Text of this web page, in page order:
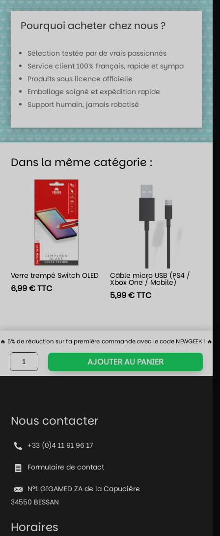
Pourquoi acheter chez nous ?
Sélection testée par de vrais passionnés
Service client 100% français, rapide et sympa
Produits sous licence officielle
Emballage soigné et expédition rapide
Support humain, jamais robotisé
Dans la même catégorie :
Verre trempé Switch OLED
6,99€TTC
Câble micro USB (PS4 /
Xbox One / Mobile)
5,99€TTC
🔥 5% de réduction sur ta première commande avec le code NEWGEEK ! 🔥
quantité
de
/
AJOUTER AU PANIER
Nous contacter
+33 (0)4 11 91 96 17
Formulaire de contact
N°1 GIGAMED ZA de la Capucière
34550 BESSAN
Horaires